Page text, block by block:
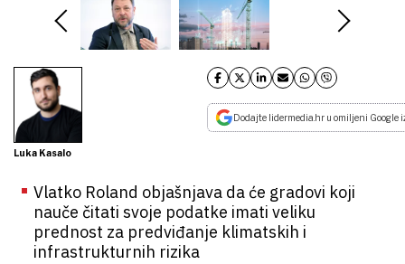
Luka Kasalo
Dodajte lidermedia.hr u omiljeni Google
Vlatko Roland objašnjava da će gradovi koji
nauče čitati svoje podatke imati veliku
prednost za predviđanje klimatskih i
infrastrukturnih rizika